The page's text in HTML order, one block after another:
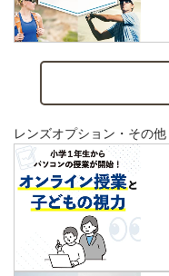
レンズオプション・その他